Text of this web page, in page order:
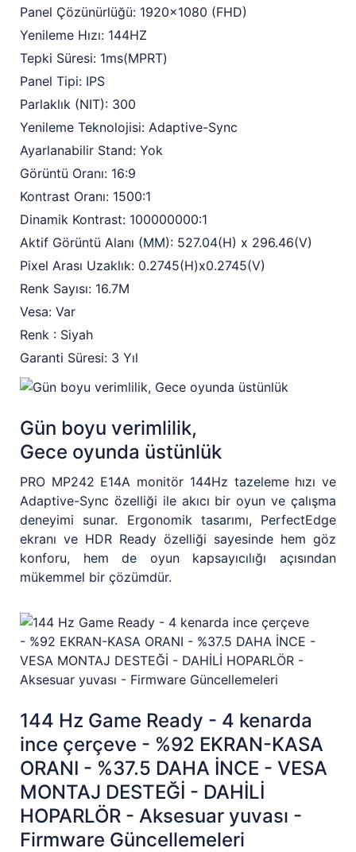
Panel Çözünürlüğü: 1920x1080 (FHD)
Yenileme Hızı: 144HZ
Tepki Süresi: 1ms(MPRT)
Panel Tipi: IPS
Parlaklık (NIT): 300
Yenileme Teknolojisi: Adaptive-Sync
Ayarlanabilir Stand: Yok
Görüntü Oranı: 16:9
Kontrast Oranı: 1500:1
Dinamik Kontrast: 100000000:1
Aktif Görüntü Alanı (MM): 527.04(H) x 296.46(V)
Pixel Arası Uzaklık: 0.2745(H)x0.2745(V)
Renk Sayısı: 16.7M
Vesa: Var
Renk : Siyah
Garanti Süresi: 3 Yıl
Gün boyu verimlilik,
Gece oyunda üstünlük
PRO MP242 E14A monitör 144Hz tazeleme hızı ve
Adaptive-Sync özelliği ile akıcı bir oyun ve çalışma
deneyimi sunar. Ergonomik tasarımı, PerfectEdge
ekranı ve HDR Ready özelliği sayesinde hem göz
konforu, hem de oyun kapsayıcılığı açısından
mükemmel bir çözümdür.
144 Hz Game Ready - 4 kenarda
ince çerçeve - %92 EKRAN-KASA
ORANI - %37.5 DAHA İNCE - VESA
MONTAJ DESTEĞİ - DAHİLİ
HOPARLÖR - Aksesuar yuvası -
Firmware Güncellemeleri